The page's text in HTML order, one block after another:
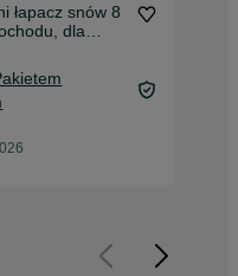
łapacz snów 8
dla